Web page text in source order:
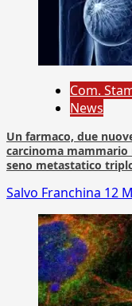
Com.
News
Un farmaco, due
carcinoma
seno metastatico
Salvo Franchina 12